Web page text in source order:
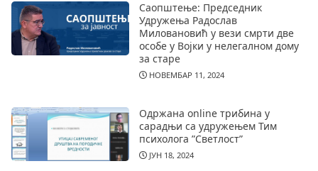
Саопштење: Председник
Удружења Радослав
Миловановић у вези смрти две
особе у Војки у нелегалном дому
за старе
НОВЕМБАР 11, 2024
Одржана online трибина у
сарадњи са удружењем Тим
психолога ”Светлост”
ЈУН 18, 2024